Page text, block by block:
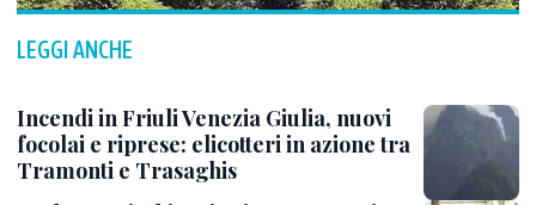
LEGGI ANCHE
Incendi in Friuli Venezia Giulia, nuovi
focolai e riprese: elicotteri in azione tra
Tramonti e Trasaghis